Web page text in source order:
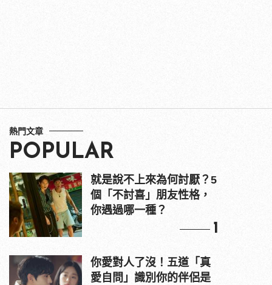
熱門文章
POPULAR
就是說不上來為何討厭？5
個「不討喜」朋友性格，
你遇過哪一種？
1
你愛對人了沒！五道「真
愛自問」識別你的伴侶是